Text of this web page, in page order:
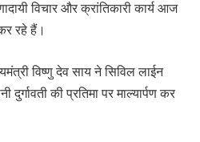
विचार और क्रांतिकारी कार्य आज
रहे हैं।
विष्णु देव साय ने सिविल लाईन
दुर्गावती की प्रतिमा पर माल्यार्पण कर